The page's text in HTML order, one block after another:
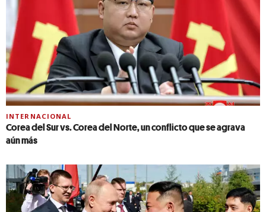
INTERNACIONAL
Corea del Sur vs. Corea del Norte, un conflicto que se agrava
aún más